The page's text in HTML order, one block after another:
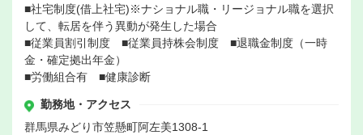
■社宅制度(借上社宅)※ナショナル職・リージョナル職を選択
して、転居を伴う異動が発生した場合
■従業員割引制度 ■従業員持株会制度 ■退職金制度（一時
金・確定拠出年金）
■労働組合有 ■健康診断
勤務地・アクセス
群馬県みどり市笠懸町阿左美1308-1